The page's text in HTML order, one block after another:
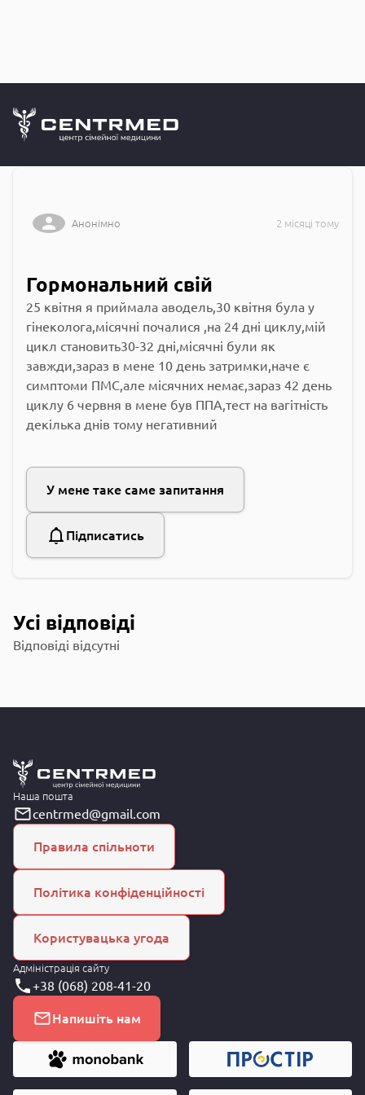
CENTRMED: Задай питання лікарю онлайн
Анонімно 2 місяці тому
Гормональний свій
25 квітня я приймала аводель,30 квітня була у
гінеколога,місячні почалися ,на 24 дні циклу,мій
цикл становить30-32 дні,місячні були як
завжди,зараз в мене 10 день затримки,наче є
симптоми ПМС,але місячних немає,зараз 42 день
циклу 6 червня в мене був ППА,тест на вагітність
декілька днів тому негативний
У мене таке саме запитання
Підписатись
Усі відповіді
Відповіді відсутні
Наша пошта
centrmed@gmail.com
Правила спільноти
Політика конфіденційності
Користувацька угода
Адміністрація сайту
+38 (068) 208-41-20
Напишіть нам